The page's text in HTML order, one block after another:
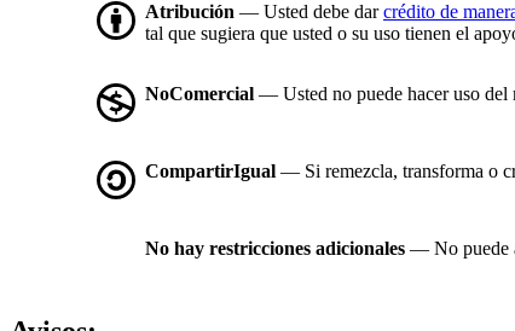
Atribución — Usted debe darcrédito de
tal que sugiera que usted o su uso tienen el
NoComercial — Usted no puede hacer uso del
CompartirIgual — Si remezcla, transforma o
No hay restricciones adicionales — No puede